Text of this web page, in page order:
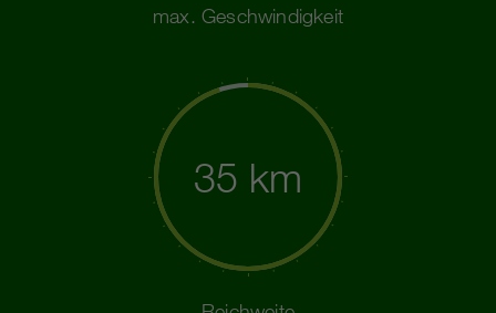
max. Geschwindigkeit
35 km